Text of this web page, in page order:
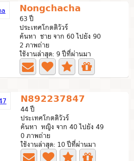
Nongchacha
63 ปี
ประเทศโกตดิวัวร์
ค้นหา ชาย จาก 60 ไปยัง 90
2 ภาพถ่าย
ใช้งานล่าสุด: 9 ปีที่ผ่านมา
N892237847
44 ปี
ประเทศโกตดิวัวร์
ค้นหา หญิง จาก 40 ไปยัง 49
0 ภาพถ่าย
ใช้งานล่าสุด: 10 ปีที่ผ่านมา